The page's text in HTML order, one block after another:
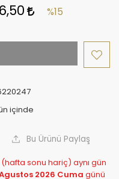
%15
Bu Ürünü Paylaş
sonu hariç) aynı gün
2026 Cuma günü